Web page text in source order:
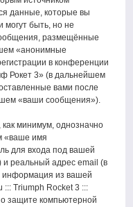
данные, которые вы
быть, но не
размещённые
«анонимные
в конференции
Рокет 3» (в дальнейшем
вами после
«ваши сообщения»).
минимум, однозначно
«ваше имя
для входа под вашей
реальный адрес email (в
из вашей
Triumph Rocket 3 :::
защите компьютерной